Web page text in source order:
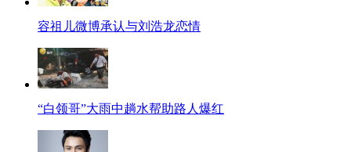
容祖儿微博承认与刘浩龙恋情
“白领哥”大雨中趟水帮助路人爆红